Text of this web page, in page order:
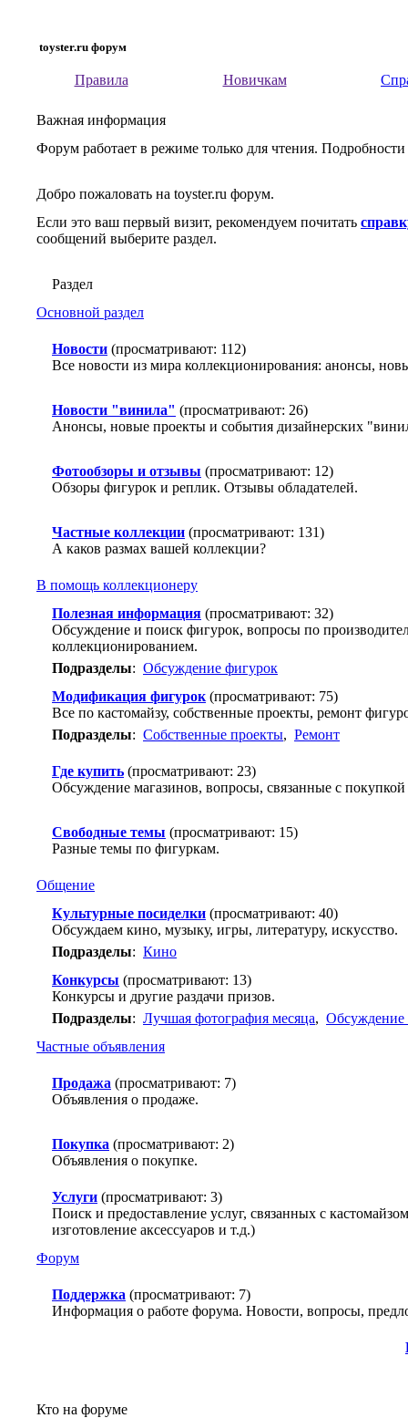
toyster.ru форум
Правила Новичкам
Важная информация
Форум работает в режиме только для чтения.
Добро пожаловать на toyster.ru форум.
Если это ваш первый визит, рекомендуем почитать
сообщений выберите раздел.
Раздел
Основной раздел
Новости (просматривают: 112)
Все новости из мира коллекционирования: анонсы,
Новости "винила" (просматривают: 26)
Анонсы, новые проекты и события дизайнерских
Фотообзоры и отзывы (просматривают: 12)
Обзоры фигурок и реплик. Отзывы обладателей.
Частные коллекции (просматривают: 131)
А каков размах вашей коллекции?
В помощь коллекционеру
Полезная информация (просматривают: 32)
Обсуждение и поиск фигурок, вопросы по
коллекционированием.
Подразделы: Обсуждение фигурок
Модификация фигурок (просматривают: 75)
Все по кастомайзу, собственные проекты, ремонт
Подразделы: Собственные проекты, Ремонт
Где купить (просматривают: 23)
Обсуждение магазинов, вопросы, связанные с покупкой
Свободные темы (просматривают: 15)
Разные темы по фигуркам.
Общение
Культурные посиделки (просматривают: 40)
Обсуждаем кино, музыку, игры, литературу, искусство.
Подразделы: Кино
Конкурсы (просматривают: 13)
Конкурсы и другие раздачи призов.
Подразделы: Лучшая фотография месяца, Обсуждение
Частные объявления
Продажа (просматривают: 7)
Объявления о продаже.
Покупка (просматривают: 2)
Объявления о покупке.
Услуги (просматривают: 3)
Поиск и предоставление услуг, связанных с
изготовление аксессуаров и т.д.)
Форум
Поддержка (просматривают: 7)
Информация о работе форума. Новости, вопросы,
Кто на форуме